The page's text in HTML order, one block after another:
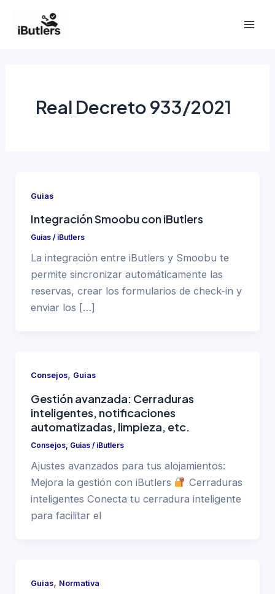
Real Decreto 933/2021
Guias
Integración Smoobu con iButlers
Guias/ iButlers
La integración entre iButlers y Smoobu te
permite sincronizar automáticamente las
reservas, crear los formularios de check-in y
enviar los […]
Consejos, Guias
Gestión avanzada: Cerraduras
inteligentes, notificaciones
automatizadas, limpieza, etc.
Consejos, Guias/ iButlers
Ajustes avanzados para tus alojamientos:
Mejora la gestión con iButlers
Cerraduras
inteligentes Conecta tu cerradura inteligente
para facilitar el
Guias, Normativa